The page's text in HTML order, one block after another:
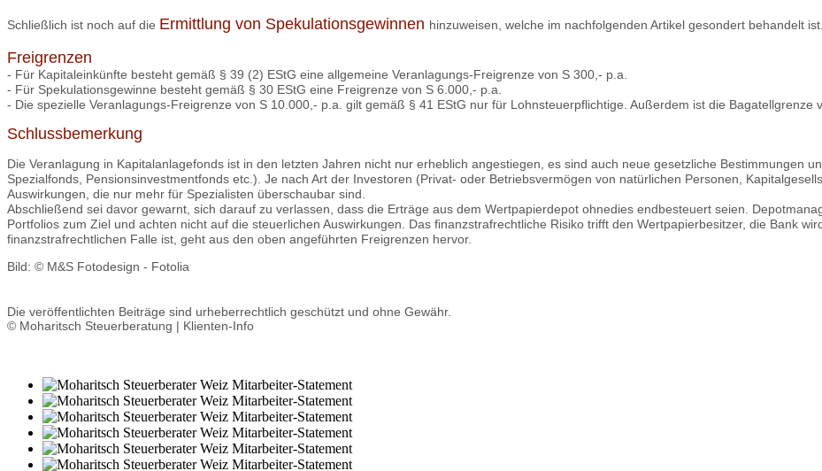
Schließlich ist noch auf die Ermittlung von Spekulationsgewinnen hinzuweisen, welche im nachfolgenden Artikel gesondert behandelt ist.
Freigrenzen
- Für Kapitaleinkünfte besteht gemäß § 39 (2) EStG eine allgemeine Veranlagungs-Freigrenze von S 300,- p.a.
- Für Spekulationsgewinne besteht gemäß § 30 EStG eine Freigrenze von S 6.000,- p.a.
- Die spezielle Veranlagungs-Freigrenze von S 10.000,- p.a. gilt gemäß § 41 EStG nur für Lohnsteuerpflichtige. Außerdem ist die Bagatellgrenze
Schlussbemerkung
Die Veranlagung in Kapitalanlagefonds ist in den letzten Jahren nicht nur erheblich angestiegen, es sind auch neue gesetzliche Bestimmungen
Spezialfonds, Pensionsinvestmentfonds etc.). Je nach Art der Investoren (Privat- oder Betriebsvermögen von natürlichen Personen,
Auswirkungen, die nur mehr für Spezialisten überschaubar sind.
Abschließend sei davor gewarnt, sich darauf zu verlassen, dass die Erträge aus dem Wertpapierdepot ohnedies endbesteuert seien.
Portfolios zum Ziel und achten nicht auf die steuerlichen Auswirkungen. Das finanzstrafrechtliche Risiko trifft den Wertpapierbesitzer, die Bank
finanzstrafrechtlichen Falle ist, geht aus den oben angeführten Freigrenzen hervor.
Bild: © M&S Fotodesign - Fotolia
Die veröffentlichten Beiträge sind urheberrechtlich geschützt und ohne Gewähr.
© Moharitsch Steuerberatung | Klienten-Info